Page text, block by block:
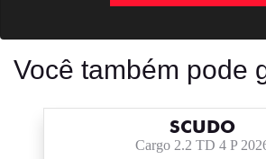
Você também pode
SCUDO
Cargo 2.2 TD 4 P